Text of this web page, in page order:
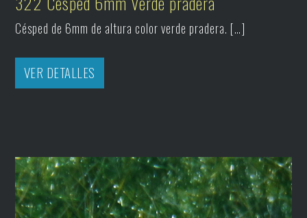
Césped de 6mm de altura color verde pradera. […]
VER DETALLES